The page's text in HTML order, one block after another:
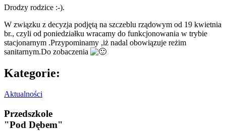
Drodzy rodzice :-).
W związku z decyzja podjętą na szczeblu rządowym od 19 kwietnia
br., czyli od poniedziałku wracamy do funkcjonowania w trybie
stacjonarnym .Przypominamy ,iż nadal obowiązuje reżim
sanitarnym.Do zobaczenia
Kategorie:
Aktualności
Przedszkole
"Pod Dębem"